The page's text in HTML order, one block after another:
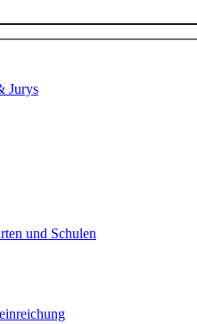
Jurys
und Schulen